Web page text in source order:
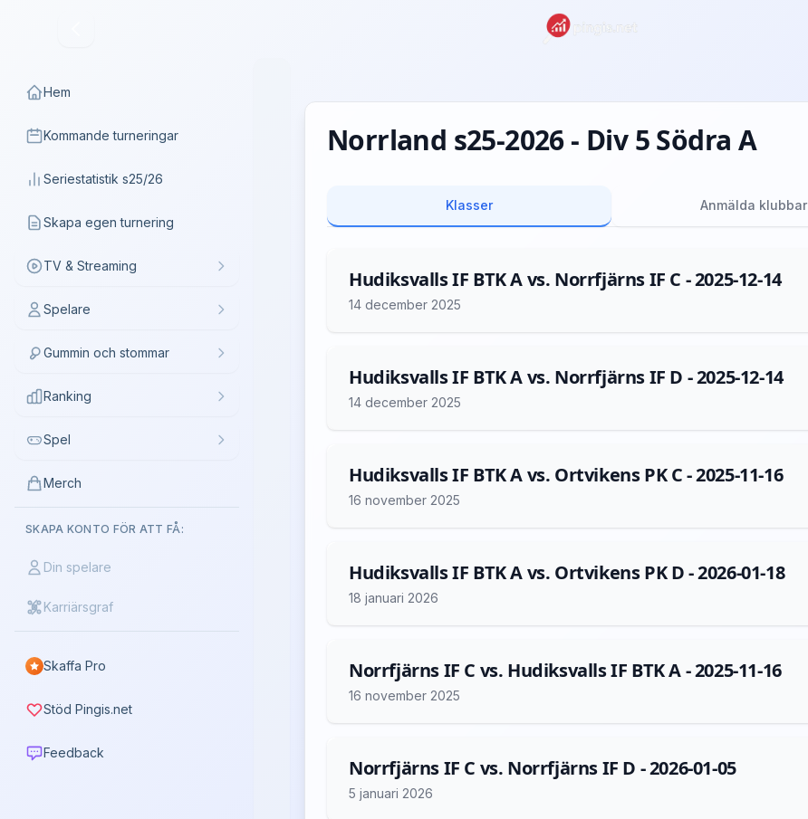
Hem
Kommande turneringar
Seriestatistik s25/26
Skapa egen turnering
TV & Streaming
Spelare
Gummin och stommar
Ranking
Spel
Merch
SKAPA KONTO FÖR ATT FÅ:
Din spelare
Karriärsgraf
Skaffa Pro
Stöd Pingis.net
Feedback
Norrland s25-2026 - Div 5 Södra A
Klasser Anmälda klubbar
Hudiksvalls IF BTK A vs. Norrfjärns IF C - 2025-12-14
14 december 2025
Hudiksvalls IF BTK A vs. Norrfjärns IF D - 2025-12-14
14 december 2025
Hudiksvalls IF BTK A vs. Ortvikens PK C - 2025-11-16
16 november 2025
Hudiksvalls IF BTK A vs. Ortvikens PK D - 2026-01-18
18 januari 2026
Norrfjärns IF C vs. Hudiksvalls IF BTK A - 2025-11-16
16 november 2025
Norrfjärns IF C vs. Norrfjärns IF D - 2026-01-05
5 januari 2026